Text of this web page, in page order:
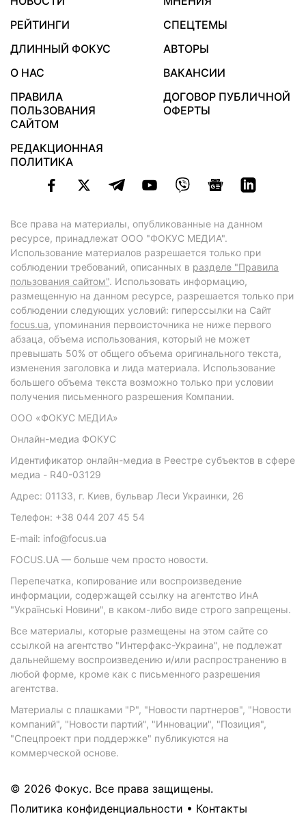
РЕЙТИНГИ
СПЕЦТЕМЫ
ДЛИННЫЙ ФОКУС
АВТОРЫ
О НАС
ВАКАНСИИ
ПРАВИЛА
ПОЛЬЗОВАНИЯ
САЙТОМ
ДОГОВОР ПУБЛИЧНОЙ
ОФЕРТЫ
РЕДАКЦИОННАЯ
ПОЛИТИКА
Все права на материалы, опубликованные на данном
ресурсе, принадлежат ООО "ФОКУС МЕДИА".
Использование материалов разрешается только при
соблюдении требований, описанных в разделе "Правила
пользования сайтом". Использовать информацию,
размещенную на данном ресурсе, разрешается только при
соблюдении следующих условий: гиперссылки на Сайт
focus.ua, упоминания первоисточника не ниже первого
абзаца, объема использования, который не может
превышать 50% от общего объема оригинального текста,
изменения заголовка и лида материала. Использование
большего объема текста возможно только при условии
получения письменного разрешения Компании.
ООО «ФОКУС МЕДИА»
Онлайн-медиа ФОКУС
Идентификатор онлайн-медиа в Реестре субъектов в сфере
медиа - R40-03129
Адрес: 01133, г. Киев, бульвар Леси Украинки, 26
Телефон: +38 044 207 45 54
E-mail: info@focus.ua
FOCUS.UA — больше чем просто новости.
Перепечатка, копирование или воспроизведение
информации, содержащей ссылку на агентство ИнА
"Українські Новини", в каком-либо виде строго запрещены.
Все материалы, которые размещены на этом сайте со
ссылкой на агентство "Интерфакс-Украина", не подлежат
дальнейшему воспроизведению и/или распространению в
любой форме, кроме как с письменного разрешения
агентства.
Материалы с плашками "Р", "Новости партнеров", "Новости
компаний", "Новости партий", "Инновации", "Позиция",
"Спецпроект при поддержке" публикуются на
коммерческой основе.
© 2026 Фокус. Все права защищены.
Политика конфиденциальности • Контакты